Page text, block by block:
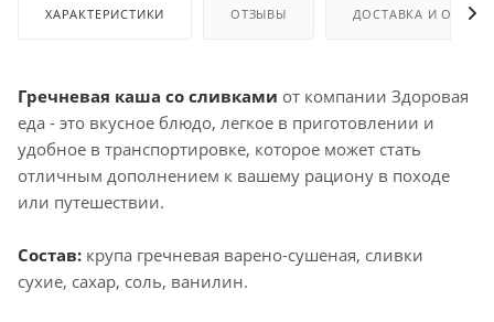
ХАРАКТЕРИСТИКИ ОТЗЫВЫ ДОСТАВКА И
Гречневая каша со сливками от компании Здоровая
еда - это вкусное блюдо, легкое в приготовлении и
удобное в транспортировке, которое может стать
отличным дополнением к вашему рациону в походе
или путешествии.
Состав: крупа гречневая варено-сушеная, сливки
сухие, сахар, соль, ванилин.